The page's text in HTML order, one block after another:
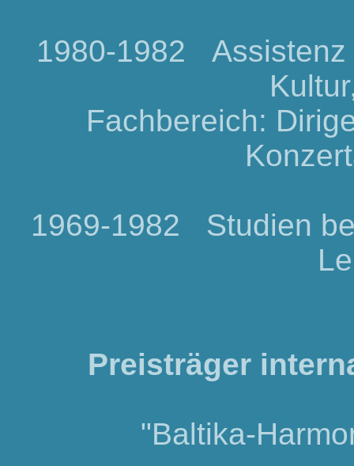
1980-1982 Assistenz
Fachbereich:
1969-1982 Studien
Preisträger
"Baltika-